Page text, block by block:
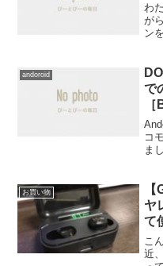
わ
が
ン
andoroid
で
コ
ま
お買い物
ヤ
て
こ
近